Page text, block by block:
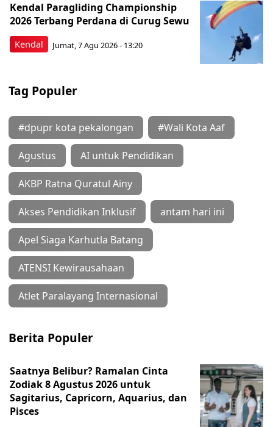
Kendal
Kendal Paragliding Championship
2026 Terbang Perdana di Curug Sewu
Jumat, 7 Agu 2026 - 13:20
Tag Populer
#dpupr kota pekalongan #Wali Kota Aaf
Agustus AI untuk Pendidikan
AKBP Ratna Quratul Ainy
Akses Pendidikan Inklusif antam hari ini
Apel Siaga Karhutla Batang
ATENSI Kewirausahaan
Atlet Paralayang Internasional
Berita Populer
Saatnya Belibur? Ramalan Cinta
Zodiak 8 Agustus 2026 untuk
Sagitarius, Capricorn, Aquarius, dan
Pisces